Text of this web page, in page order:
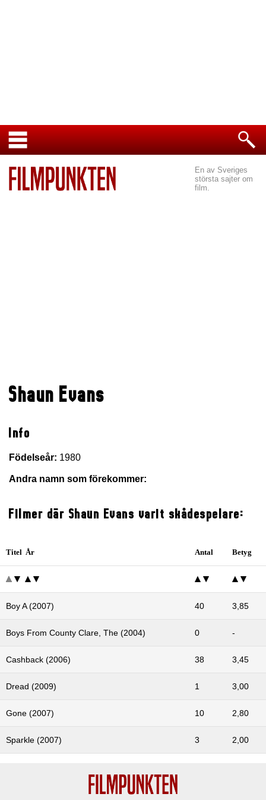
En av Sveriges
största sajter om
film.
Shaun Evans
Info
Födelseår: 1980
Andra namn som förekommer:
Filmer där Shaun Evans varit skådespelare:
Titel År Antal Betyg
Boy A (2007) 40 3,85
Boys From County Clare, The (2004) 0 -
Cashback (2006) 38 3,45
Dread (2009) 1 3,00
Gone (2007) 10 2,80
Sparkle (2007) 3 2,00